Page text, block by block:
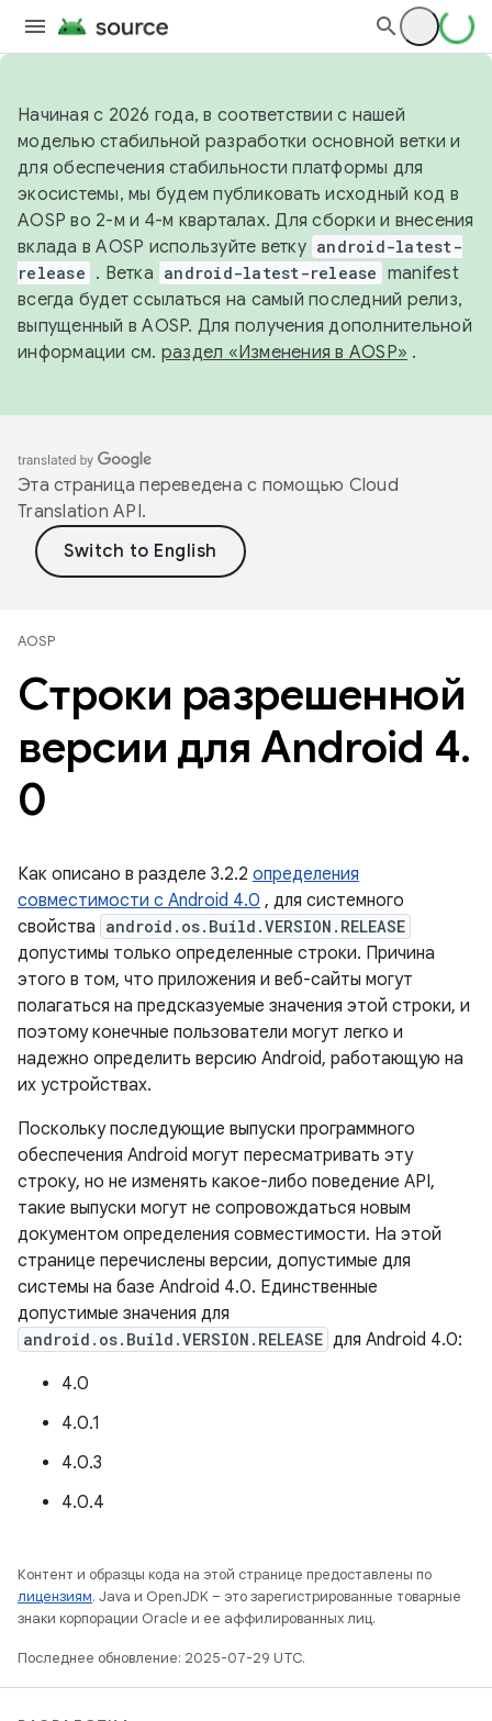
Начиная с 2026 года, в соответствии с нашей
моделью стабильной разработки основной ветки и
для обеспечения стабильности платформы для
экосистемы, мы будем публиковать исходный код в
AOSP во 2-м и 4-м кварталах. Для сборки и внесения
вклада в AOSP используйте ветку android-latest-
release . Ветка android-latest-release manifest
всегда будет ссылаться на самый последний релиз,
выпущенный в AOSP. Для получения дополнительной
информации см. раздел «Изменения в AOSP» .
Эта страница переведена с помощью Cloud
Translation API.
AOSP
Строки разрешенной
версии для Android 4.
0
Как описано в разделе 3.2.2 определения
совместимости с Android 4.0 , для системного
свойства android.os.Build.VERSION.RELEASE
допустимы только определенные строки. Причина
этого в том, что приложения и веб-сайты могут
полагаться на предсказуемые значения этой строки, и
поэтому конечные пользователи могут легко и
надежно определить версию Android, работающую на
их устройствах.
Поскольку последующие выпуски программного
обеспечения Android могут пересматривать эту
строку, но не изменять какое-либо поведение API,
такие выпуски могут не сопровождаться новым
документом определения совместимости. На этой
странице перечислены версии, допустимые для
системы на базе Android 4.0. Единственные
допустимые значения для
android.os.Build.VERSION.RELEASE для Android 4.0:
4.0
4.0.1
4.0.3
4.0.4
Контент и образцы кода на этой странице предоставлены по
лицензиям. Java и OpenJDK – это зарегистрированные товарные
знаки корпорации Oracle и ее аффилированных лиц.
Последнее обновление: 2025-07-29 UTC.